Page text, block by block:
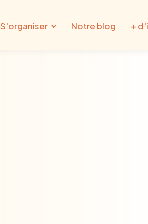
S'organiser Notre blog +